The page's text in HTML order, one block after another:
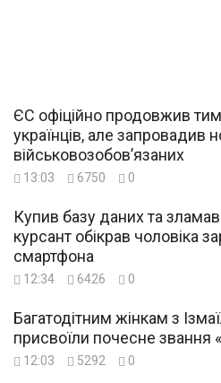
ЄС офіційно продовжив
українців, але запровадив
військовозобов’язаних
13:03 6750 0
Купив базу даних та
курсант обікрав чоловіка
смартфона
12:34 6426 0
Багатодітним жінкам з
присвоїли почесне звання
12:03 5292 0